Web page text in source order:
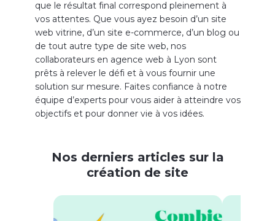
que le résultat final correspond pleinement à
vos attentes. Que vous ayez besoin d’un site
web vitrine, d’un site e-commerce, d’un blog ou
de tout autre type de site web, nos
collaborateursen agence web à Lyon sont
prêts à relever le défi et à vous fournir une
solution sur mesure. Faites confiance à notre
équipe d’experts pour vous aider à atteindre vos
objectifs et pour donner vie à vos idées.
Nos derniers articles sur la
création de site